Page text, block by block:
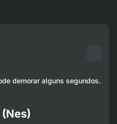
demorar alguns segundos.